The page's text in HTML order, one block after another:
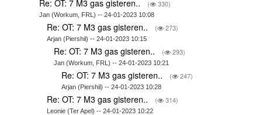
Re: OT: 7 M3 gas gisteren.. ( 330)
Jan (Workum, FRL) -- 24-01-2023 10:08
Re: OT: 7 M3 gas gisteren.. ( 273)
Arjan (Piershil) -- 24-01-2023 10:15
Re: OT: 7 M3 gas gisteren.. ( 293)
Jan (Workum, FRL) -- 24-01-2023 10:21
Re: OT: 7 M3 gas gisteren.. ( 247)
Arjan (Piershil) -- 24-01-2023 10:28
Re: OT: 7 M3 gas gisteren.. ( 314)
Leonie (Ter Apel) -- 24-01-2023 10:22